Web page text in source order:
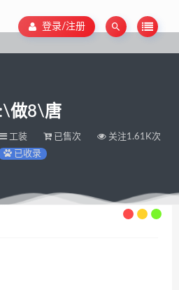
登录/注册
做8\唐
工装 已售次
关注1.61K次
已收录